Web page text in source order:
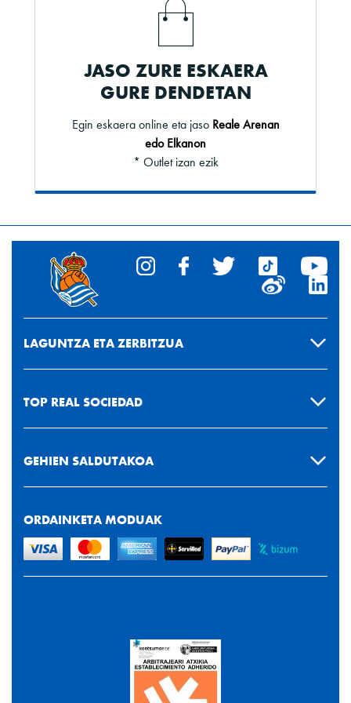
JASO ZURE ESKAERA
GURE DENDETAN
Egin eskaera online eta jaso Reale Arenan
edo Elkanon
* Outlet izan ezik
LAGUNTZA ETA ZERBITZUA
TOP REAL SOCIEDAD
GEHIEN SALDUTAKOA
ORDAINKETA MODUAK